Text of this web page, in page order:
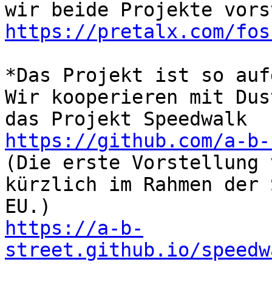
https://pretalx.com/
*Das Projekt ist so
Wir kooperieren mit
https://github.com/a-b-
(Die erste Vorstellung
kürzlich im Rahmen der
https://a-b-
street.github.io/